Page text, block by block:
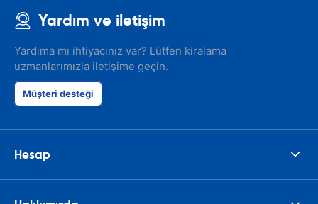
Yardım ve iletişim
Yardıma mı ihtiyacınız var? Lütfen kiralama
uzmanlarımızla iletişime geçin.
Müşteri desteği
Hesap